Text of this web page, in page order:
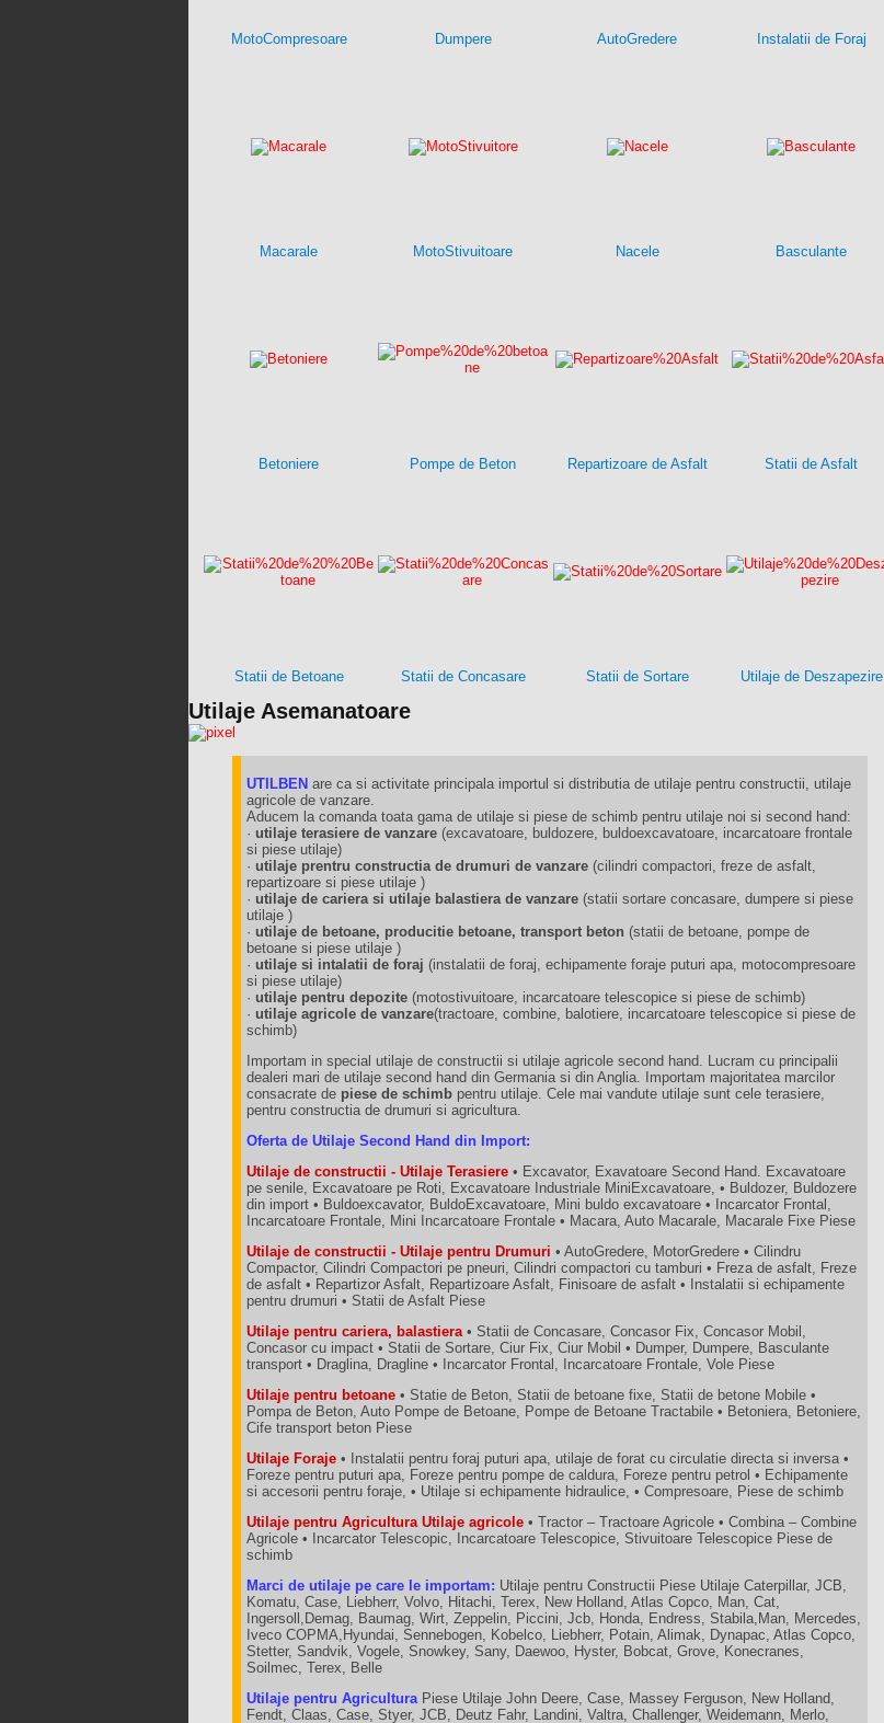
MotoCompresoare Dumpere AutoGredere Instalatii de Foraj
Macarale MotoStivuitoare Nacele Basculante
Betoniere Pompe de Beton Repartizoare de Asfalt Statii de Asfalt
Statii de Betoane Statii de Concasare Statii de Sortare Utilaje de Deszapezire
Utilaje Asemanatoare
UTILBEN are ca si activitate principala importul si distributia de utilaje pentru constructii, utilaje
agricole de vanzare.
Aducem la comanda toata gama de utilaje si piese de schimb pentru utilaje noi si second hand:
· utilaje terasiere de vanzare (excavatoare, buldozere, buldoexcavatoare, incarcatoare frontale
si piese utilaje)
· utilaje prentru constructia de drumuri de vanzare (cilindri compactori, freze de asfalt,
repartizoare si piese utilaje )
· utilaje de cariera si utilaje balastiera de vanzare (statii sortare concasare, dumpere si piese
utilaje )
· utilaje de betoane, producitie betoane, transport beton (statii de betoane, pompe de
betoane si piese utilaje )
· utilaje si intalatii de foraj (instalatii de foraj, echipamente foraje puturi apa, motocompresoare
si piese utilaje)
· utilaje pentru depozite (motostivuitoare, incarcatoare telescopice si piese de schimb)
· utilaje agricole de vanzare(tractoare, combine, balotiere, incarcatoare telescopice si piese de
schimb)
Importam in special utilaje de constructii si utilaje agricole second hand. Lucram cu principalii
dealeri mari de utilaje second hand din Germania si din Anglia. Importam majoritatea marcilor
consacrate de piese de schimb pentru utilaje. Cele mai vandute utilaje sunt cele terasiere,
pentru constructia de drumuri si agricultura.
Oferta de Utilaje Second Hand din Import:
Utilaje de constructii - Utilaje Terasiere • Excavator, Exavatoare Second Hand. Excavatoare
pe senile, Excavatoare pe Roti, Excavatoare Industriale MiniExcavatoare, • Buldozer, Buldozere
din import • Buldoexcavator, BuldoExcavatoare, Mini buldo excavatoare • Incarcator Frontal,
Incarcatoare Frontale, Mini Incarcatoare Frontale • Macara, Auto Macarale, Macarale Fixe Piese
Utilaje de constructii - Utilaje pentru Drumuri • AutoGredere, MotorGredere • Cilindru
Compactor, Cilindri Compactori pe pneuri, Cilindri compactori cu tamburi • Freza de asfalt, Freze
de asfalt • Repartizor Asfalt, Repartizoare Asfalt, Finisoare de asfalt • Instalatii si echipamente
pentru drumuri • Statii de Asfalt Piese
Utilaje pentru cariera, balastiera • Statii de Concasare, Concasor Fix, Concasor Mobil,
Concasor cu impact • Statii de Sortare, Ciur Fix, Ciur Mobil • Dumper, Dumpere, Basculante
transport • Draglina, Dragline • Incarcator Frontal, Incarcatoare Frontale, Vole Piese
Utilaje pentru betoane • Statie de Beton, Statii de betoane fixe, Statii de betone Mobile •
Pompa de Beton, Auto Pompe de Betoane, Pompe de Betoane Tractabile • Betoniera, Betoniere,
Cife transport beton Piese
Utilaje Foraje • Instalatii pentru foraj puturi apa, utilaje de forat cu circulatie directa si inversa •
Foreze pentru puturi apa, Foreze pentru pompe de caldura, Foreze pentru petrol • Echipamente
si accesorii pentru foraje, • Utilaje si echipamente hidraulice, • Compresoare, Piese de schimb
Utilaje pentru Agricultura Utilaje agricole • Tractor – Tractoare Agricole • Combina – Combine
Agricole • Incarcator Telescopic, Incarcatoare Telescopice, Stivuitoare Telescopice Piese de
schimb
Marci de utilaje pe care le importam: Utilaje pentru Constructii Piese Utilaje Caterpillar, JCB,
Komatu, Case, Liebherr, Volvo, Hitachi, Terex, New Holland, Atlas Copco, Man, Cat,
Ingersoll,Demag, Baumag, Wirt, Zeppelin, Piccini, Jcb, Honda, Endress, Stabila,Man, Mercedes,
Iveco COPMA,Hyundai, Sennebogen, Kobelco, Liebherr, Potain, Alimak, Dynapac, Atlas Copco,
Stetter, Sandvik, Vogele, Snowkey, Sany, Daewoo, Hyster, Bobcat, Grove, Konecranes,
Soilmec, Terex, Belle
Utilaje pentru Agricultura Piese Utilaje John Deere, Case, Massey Ferguson, New Holland,
Fendt, Claas, Case, Styer, JCB, Deutz Fahr, Landini, Valtra, Challenger, Weidemann, Merlo,